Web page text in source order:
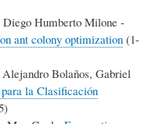
Diego Humberto Milone -
ant colony optimization (1-
Bolaños, Gabriel
la Clasificación